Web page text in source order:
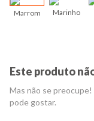
Marrom Marinho
Este produto
Mas não se
pode gostar.